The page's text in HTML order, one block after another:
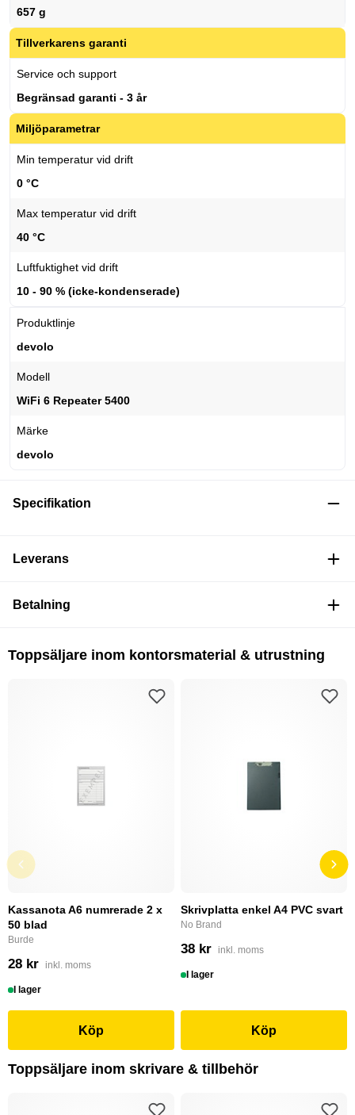
657 g
Tillverkarens garanti
Service och support
Begränsad garanti - 3 år
Miljöparametrar
Min temperatur vid drift
0 °C
Max temperatur vid drift
40 °C
Luftfuktighet vid drift
10 - 90 % (icke-kondenserade)
Produktlinje
devolo
Modell
WiFi 6 Repeater 5400
Märke
devolo
Specifikation
Leverans
Betalning
Toppsäljare inom kontorsmaterial & utrustning
Kassanota A6 numrerade 2 x
50 blad
Burde
28 kr inkl. moms
I lager
Köp
Skrivplatta enkel A4 PVC svart
No Brand
38 kr inkl. moms
I lager
Köp
Toppsäljare inom skrivare & tillbehör